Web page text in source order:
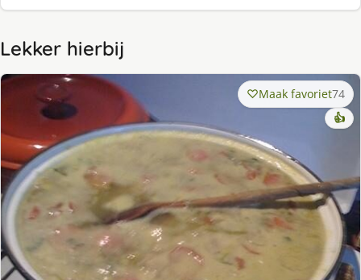
Lekker hierbij
Maak favoriet74
👍